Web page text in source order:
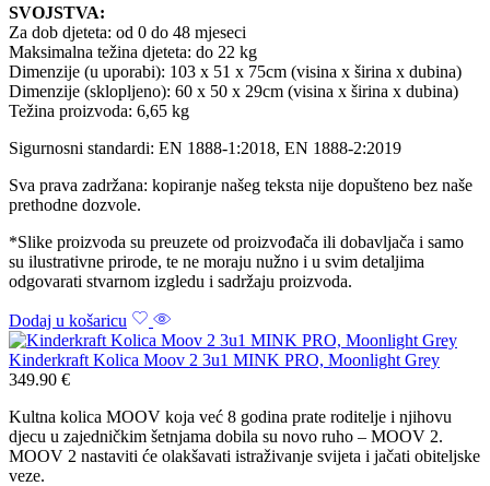
SVOJSTVA:
Za dob djeteta: od 0 do 48 mjeseci
Maksimalna težina djeteta: do 22 kg
Dimenzije (u uporabi): 103 x 51 x 75cm (visina x širina x dubina)
Dimenzije (sklopljeno): 60 x 50 x 29cm (visina x širina x dubina)
Težina proizvoda: 6,65 kg
Sigurnosni standardi: EN 1888-1:2018, EN 1888-2:2019
Sva prava zadržana: kopiranje našeg teksta nije dopušteno bez naše
prethodne dozvole.
*Slike proizvoda su preuzete od proizvođača ili dobavljača i samo
su ilustrativne prirode, te ne moraju nužno i u svim detaljima
odgovarati stvarnom izgledu i sadržaju proizvoda.
Dodaj u košaricu
Kinderkraft Kolica Moov 2 3u1 MINK PRO, Moonlight Grey
349.90 €
Kultna kolica MOOV koja već 8 godina prate roditelje i njihovu
djecu u zajedničkim šetnjama dobila su novo ruho – MOOV 2.
MOOV 2 nastaviti će olakšavati istraživanje svijeta i jačati obiteljske
veze.